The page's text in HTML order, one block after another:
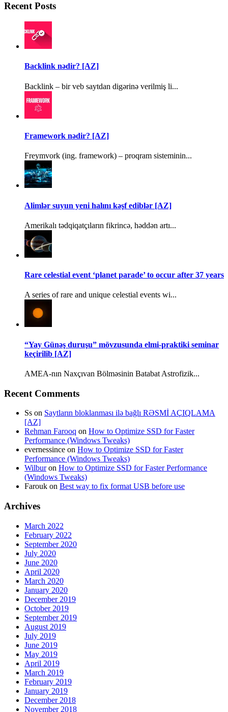
Recent Posts
Backlink nədir? [AZ]
Backlink – bir veb saytdan digərinə verilmiş li...
Framework nədir? [AZ]
Freymvork (ing. framework) – proqram sisteminin...
Alimlər suyun yeni halını kəşf ediblər [AZ]
Amerikalı tədqiqatçıların fikrincə, həddən artı...
Rare celestial event ‘planet parade’ to occur after 37 years
A series of rare and unique celestial events wi...
“Yay Günəş duruşu” mövzusunda elmi-praktiki seminar
keçirilib [AZ]
AMEA-nın Naxçıvan Bölməsinin Batabat Astrofizik...
Recent Comments
Ss on Saytların bloklanması ilə bağlı RƏSMİ AÇIQLAMA
[AZ]
Rehman Farooq on How to Optimize SSD for Faster
Performance (Windows Tweaks)
evernessince on How to Optimize SSD for Faster
Performance (Windows Tweaks)
Wilburon How to Optimize SSD for Faster Performance
(Windows Tweaks)
Farouk on Best way to fix format USB before use
Archives
March 2022
February 2022
September 2020
July 2020
June 2020
April 2020
March 2020
January 2020
December 2019
October 2019
September 2019
August 2019
July 2019
June 2019
May 2019
April 2019
March 2019
February 2019
January 2019
December 2018
November 2018